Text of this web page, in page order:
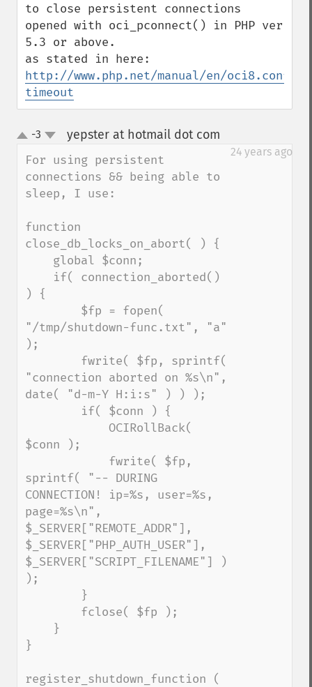
to close persistent connections
opened with oci_pconnect() in PHP ver
5.3 or above.
http://www.php.net/manual/en/
timeout
up-3 yepster at hotmail dot com
24 years ago
For using persistent
connections && being able to
sleep, I use:
function
close_db_locks_on_abort( ) {
) {
"/tmp/shutdown-func.txt", "a"
);
"connection aborted on %s\n",
date( "d-m-Y H:i:s" ) ) );
$conn );
sprintf( "-- DURING
CONNECTION! ip=%s, user=%s,
page=%s\n",
$_SERVER["REMOTE_ADDR"],
$_SERVER["PHP_AUTH_USER"],
$_SERVER["SCRIPT_FILENAME"] )
);
}
register_shutdown_function (